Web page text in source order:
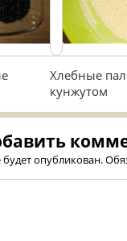
Хлебные
кунжутом
опубликован.